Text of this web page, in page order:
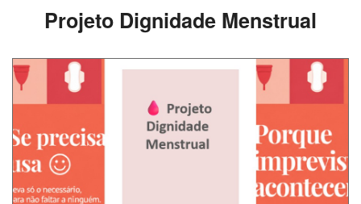
Projeto Dignidade Menstrual